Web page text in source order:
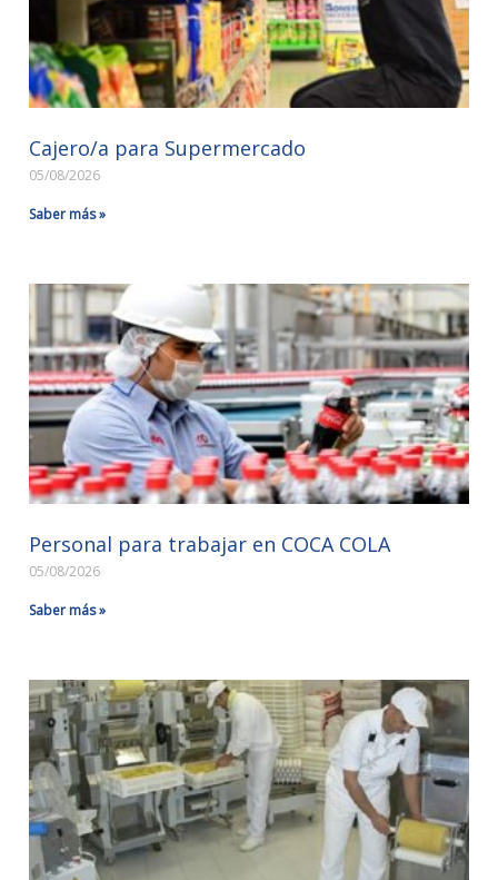
Cajero/a para Supermercado
05/08/2026
Saber más »
Personal para trabajar en COCA COLA
05/08/2026
Saber más »